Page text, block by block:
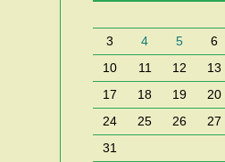
3
4 5 6
10
11 12 13
17
18 19 20
24
25 26 27
31